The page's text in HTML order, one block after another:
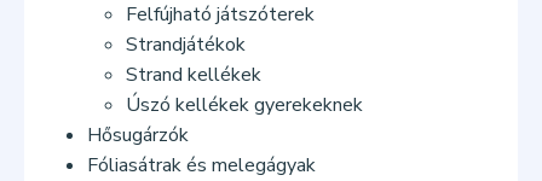
Felfújható játszóterek
Strandjátékok
Strand kellékek
Úszó kellékek gyerekeknek
Hősugárzók
Fóliasátrak és melegágyak